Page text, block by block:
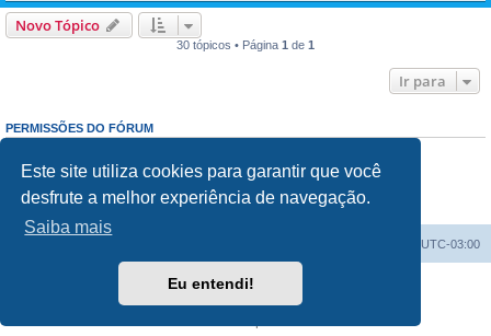
Este site utiliza cookies para garantir que você
desfrute a melhor experiência de navegação.
Saiba mais
Eu entendi!
Novo Tópico
30 tópicos • Página 1 de 1
Ir para
PERMISSÕES DO FÓRUM
Responder mensagens:
Proibido
Editar mensagens:Proibido
Excluir mensagens:Proibido
UTC-03:00
phpBB® Forum Software © phpBB Limited
Suporte phpBB